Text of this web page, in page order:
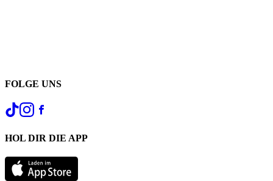
FOLGE UNS
HOL DIR DIE APP